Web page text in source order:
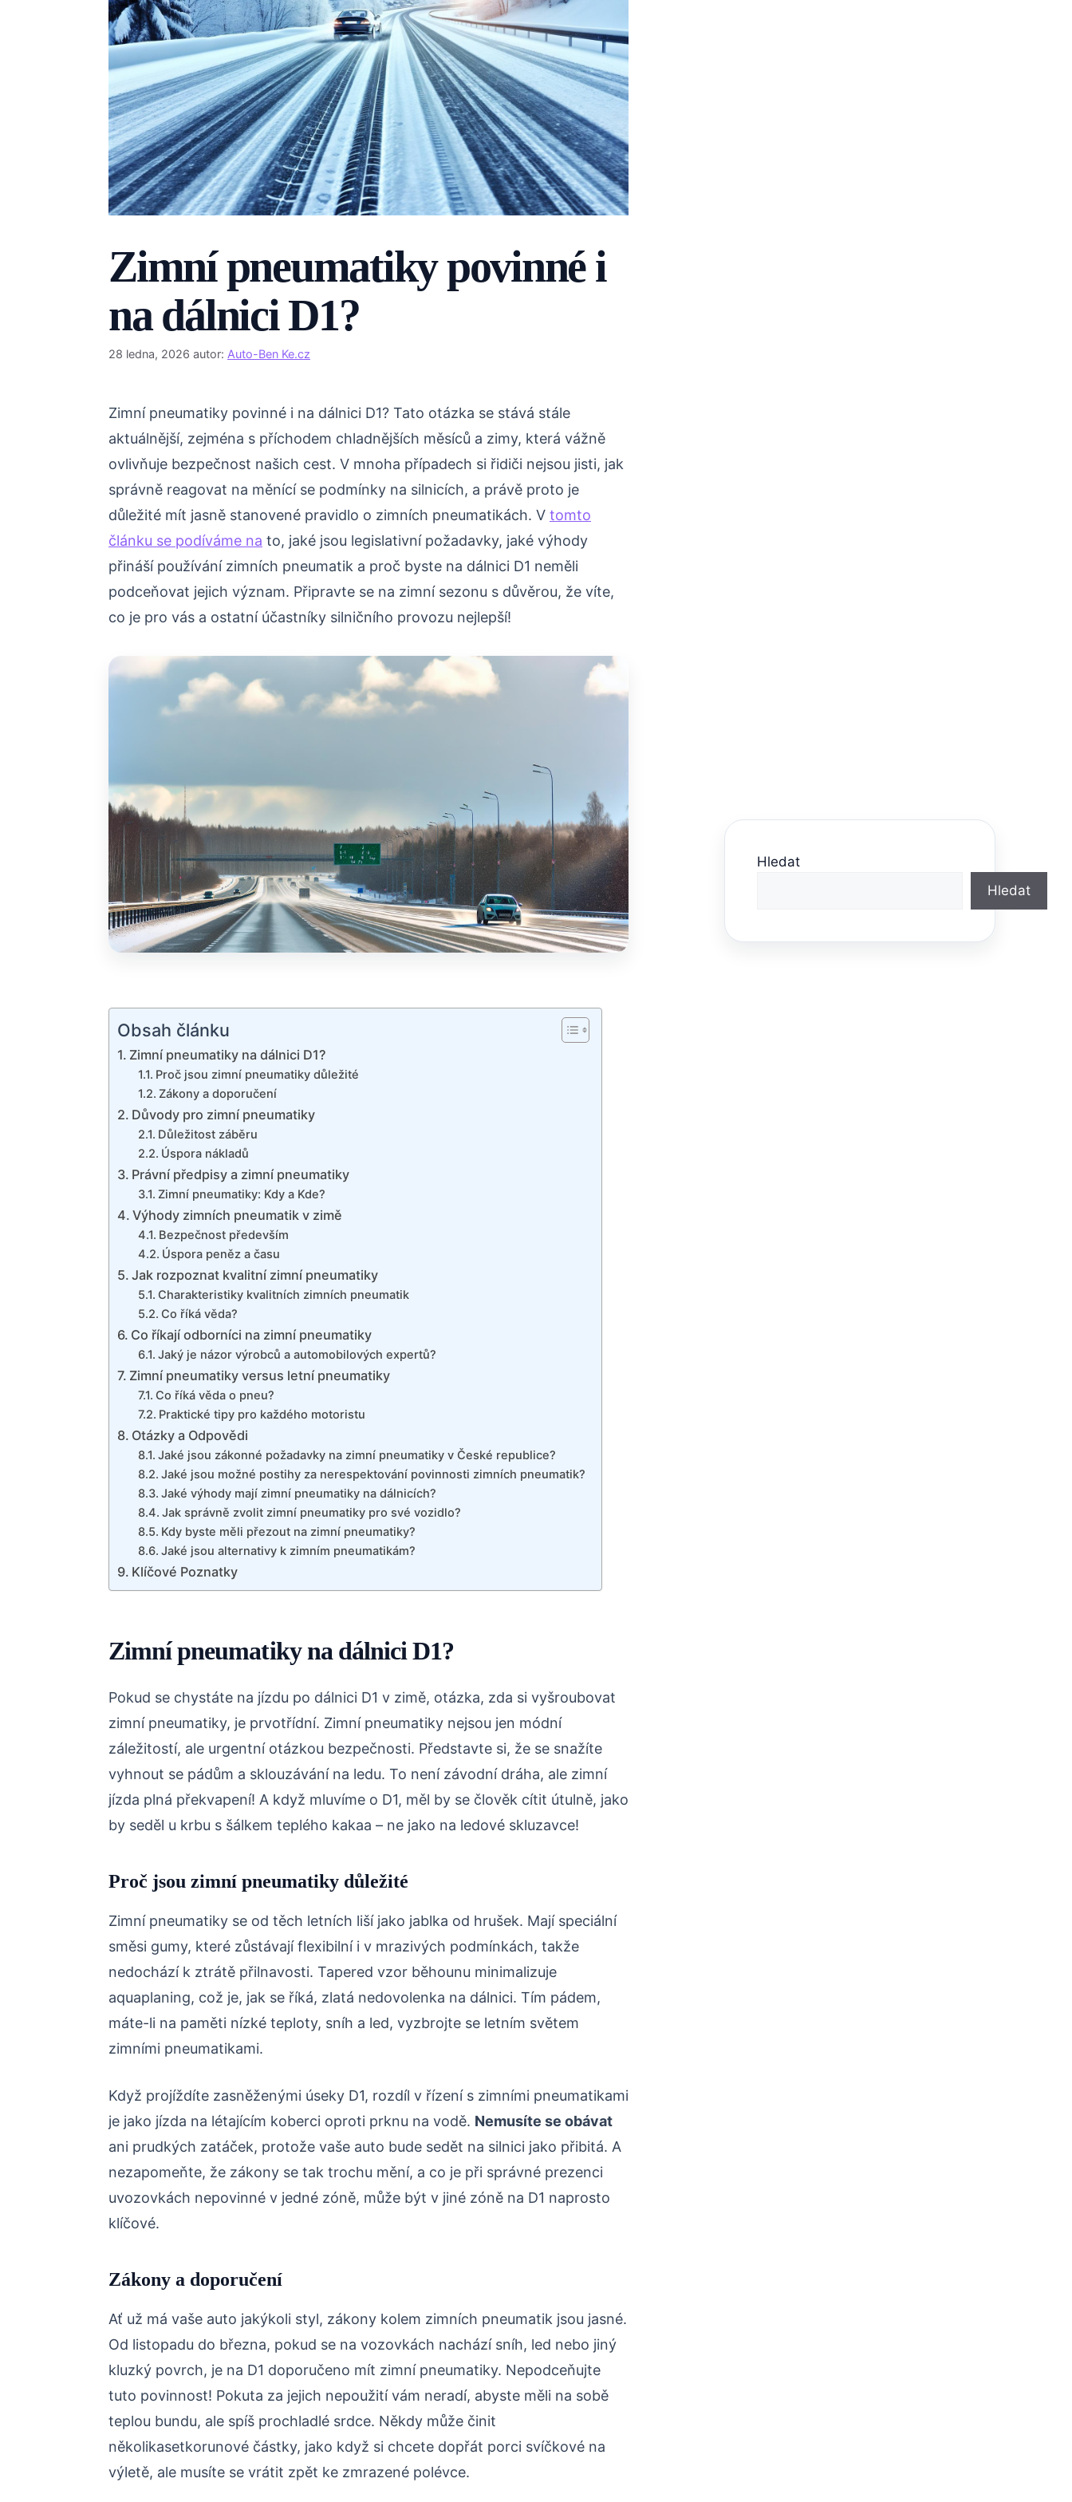
Zimní pneumatiky povinné i
na dálnici D1?
28 ledna, 2026 autor: Auto-Ben Ke.cz
Zimní pneumatiky povinné i na dálnici D1? Tato otázka se stává stále
aktuálnější, zejména s příchodem chladnějších měsíců a zimy, která vážně
ovlivňuje bezpečnost našich cest. V mnoha případech si řidiči nejsou jisti, jak
správně reagovat na měnící se podmínky na silnicích, a právě proto je
důležité mít jasně stanovené pravidlo o zimních pneumatikách. V tomto
článku se podíváme na to, jaké jsou legislativní požadavky, jaké výhody
přináší používání zimních pneumatik a proč byste na dálnici D1 neměli
podceňovat jejich význam. Připravte se na zimní sezonu s důvěrou, že víte,
co je pro vás a ostatní účastníky silničního provozu nejlepší!
Obsah článku
Zimní pneumatiky na dálnici D1?
Proč jsou zimní pneumatiky důležité
Zákony a doporučení
Důvody pro zimní pneumatiky
Důležitost záběru
Úspora nákladů
Právní předpisy a zimní pneumatiky
Zimní pneumatiky: Kdy a Kde?
Výhody zimních pneumatik v zimě
Bezpečnost především
Úspora peněz a času
Jak rozpoznat kvalitní zimní pneumatiky
Charakteristiky kvalitních zimních pneumatik
Co říká věda?
Co říkají odborníci na zimní pneumatiky
Jaký je názor výrobců a automobilových expertů?
Zimní pneumatiky versus letní pneumatiky
Co říká věda o pneu?
Praktické tipy pro každého motoristu
Otázky a Odpovědi
Jaké jsou zákonné požadavky na zimní pneumatiky v České republice?
Jaké jsou možné postihy za nerespektování povinnosti zimních pneumatik?
Jaké výhody mají zimní pneumatiky na dálnicích?
Jak správně zvolit zimní pneumatiky pro své vozidlo?
Kdy byste měli přezout na zimní pneumatiky?
Jaké jsou alternativy k zimním pneumatikám?
Klíčové Poznatky
Zimní pneumatiky na dálnici D1?
Pokud se chystáte na jízdu po dálnici D1 v zimě, otázka, zda si vyšroubovat
zimní pneumatiky, je prvotřídní. Zimní pneumatiky nejsou jen módní
záležitostí, ale urgentní otázkou bezpečnosti. Představte si, že se snažíte
vyhnout se pádům a sklouzávání na ledu. To není závodní dráha, ale zimní
jízda plná překvapení! A když mluvíme o D1, měl by se člověk cítit útulně, jako
by seděl u krbu s šálkem teplého kakaa – ne jako na ledové skluzavce!
Proč jsou zimní pneumatiky důležité
Zimní pneumatiky se od těch letních liší jako jablka od hrušek. Mají speciální
směsi gumy, které zůstávají flexibilní i v mrazivých podmínkách, takže
nedochází k ztrátě přilnavosti. Tapered vzor běhounu minimalizuje
aquaplaning, což je, jak se říká, zlatá nedovolenka na dálnici. Tím pádem,
máte-li na paměti nízké teploty, sníh a led, vyzbrojte se letním světem
zimními pneumatikami.
Když projíždíte zasněženými úseky D1, rozdíl v řízení s zimními pneumatikami
je jako jízda na létajícím koberci oproti prknu na vodě. Nemusíte se obávat
ani prudkých zatáček, protože vaše auto bude sedět na silnici jako přibitá. A
nezapomeňte, že zákony se tak trochu mění, a co je při správné prezenci
uvozovkách nepovinné v jedné zóně, může být v jiné zóně na D1 naprosto
klíčové.
Zákony a doporučení
Ať už má vaše auto jakýkoli styl, zákony kolem zimních pneumatik jsou jasné.
Od listopadu do března, pokud se na vozovkách nachází sníh, led nebo jiný
kluzký povrch, je na D1 doporučeno mít zimní pneumatiky. Nepodceňujte
tuto povinnost! Pokuta za jejich nepoužití vám neradí, abyste měli na sobě
teplou bundu, ale spíš prochladlé srdce. Někdy může činit
několikasetkorunové částky, jako když si chcete dopřát porci svíčkové na
výletě, ale musíte se vrátit zpět ke zmrazené polévce.
Hledat
Hledat